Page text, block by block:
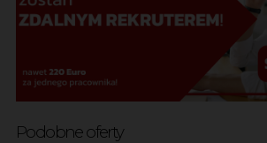
Podobne oferty